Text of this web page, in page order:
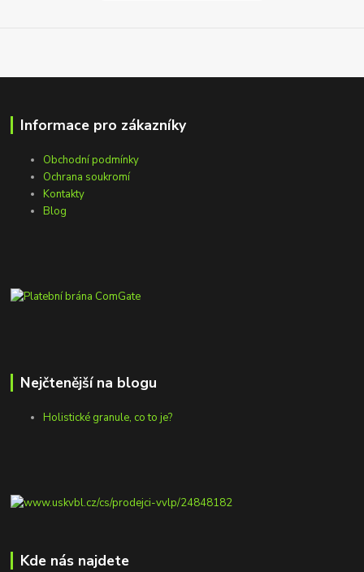
Informace pro zákazníky
Obchodní podmínky
Ochrana soukromí
Kontakty
Blog
Nejčtenější na blogu
Holistické granule, co to je?
Kde nás najdete